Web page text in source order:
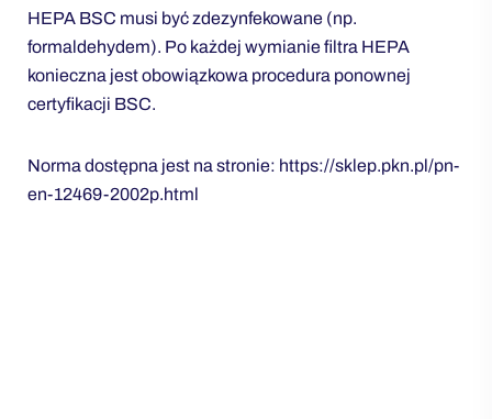
HEPA BSC musi być zdezynfekowane (np.
formaldehydem). Po każdej wymianie filtra HEPA
konieczna jest obowiązkowa procedura ponownej
certyfikacji BSC.
Norma dostępna jest na stronie: https://sklep.pkn.pl/pn-
en-12469-2002p.html